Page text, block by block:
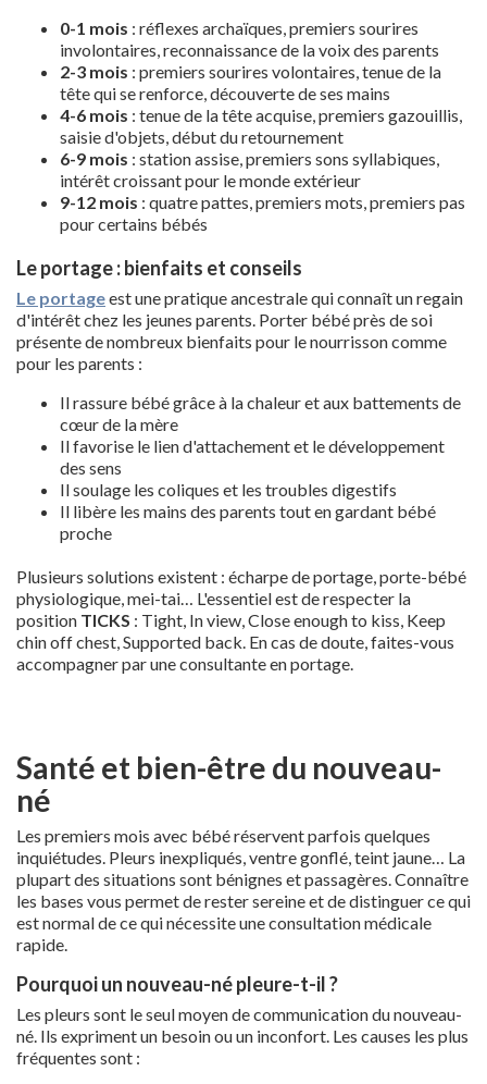
0-1 mois : réflexes archaïques, premiers sourires
involontaires, reconnaissance de la voix des parents
2-3 mois : premiers sourires volontaires, tenue de la
tête qui se renforce, découverte de ses mains
4-6 mois : tenue de la tête acquise, premiers gazouillis,
saisie d'objets, début du retournement
6-9 mois : station assise, premiers sons syllabiques,
intérêt croissant pour le monde extérieur
9-12 mois : quatre pattes, premiers mots, premiers pas
pour certains bébés
Le portage : bienfaits et conseils
Le portageest une pratique ancestrale qui connaît un regain
d'intérêt chez les jeunes parents. Porter bébé près de soi
présente de nombreux bienfaits pour le nourrisson comme
pour les parents :
Il rassure bébé grâce à la chaleur et aux battements de
cœur de la mère
Il favorise le lien d'attachement et le développement
des sens
Il soulage les coliques et les troubles digestifs
Il libère les mains des parents tout en gardant bébé
proche
Plusieurs solutions existent : écharpe de portage, porte-bébé
physiologique, mei-tai… L'essentiel est de respecter la
position TICKS : Tight, In view, Close enough to kiss, Keep
chin off chest, Supported back. En cas de doute, faites-vous
accompagner par une consultante en portage.
Santé et bien-être du nouveau-
né
Les premiers mois avec bébé réservent parfois quelques
inquiétudes. Pleurs inexpliqués, ventre gonflé, teint jaune… La
plupart des situations sont bénignes et passagères. Connaître
les bases vous permet de rester sereine et de distinguer ce qui
est normal de ce qui nécessite une consultation médicale
rapide.
Pourquoi un nouveau-né pleure-t-il ?
Les pleurs sont le seul moyen de communication du nouveau-
né. Ils expriment un besoin ou un inconfort. Les causes les plus
fréquentes sont :